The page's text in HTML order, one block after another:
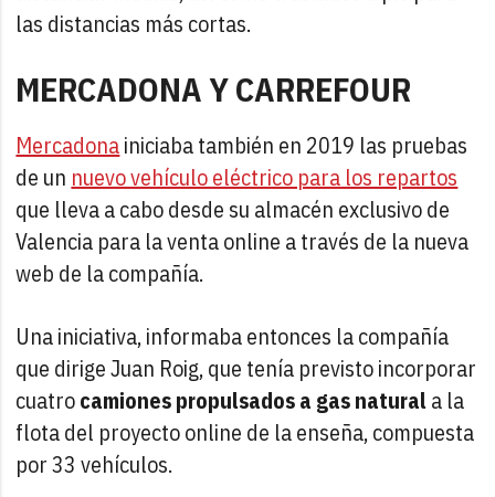
las distancias más cortas.
MERCADONA Y CARREFOUR
Mercadonainiciaba también en 2019 las pruebas
de un nuevo vehículo eléctrico para los repartos
que lleva a cabo desde su almacén exclusivo de
Valencia para la venta online a través de la nueva
web de la compañía.
Una iniciativa, informaba entonces la compañía
que dirige Juan Roig, que tenía previsto incorporar
cuatrocamiones propulsados a gas naturala la
flota del proyecto online de la enseña, compuesta
por 33 vehículos.